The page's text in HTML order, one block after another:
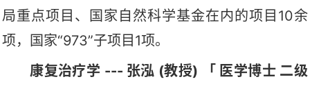
局重点项目、国家自然科学基金在内的项目10余
项，国家“973”子项目1项。
康复治疗学 --- 张泓 (教授) 「 医学博士 二级